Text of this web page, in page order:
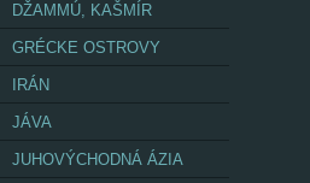
DŽAMMÚ, KAŠMÍR
GRÉCKE OSTROVY
IRÁN
JÁVA
JUHOVÝCHODNÁ ÁZIA